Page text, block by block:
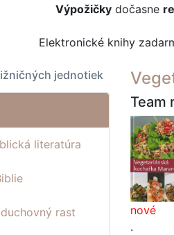
Výpožičkydočasne
Elektronické knihy
jednotiek
literatúra
rast
Team
nové
.